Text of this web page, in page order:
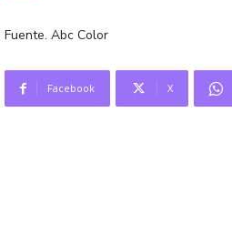
Fuente. Abc Color
Facebook X